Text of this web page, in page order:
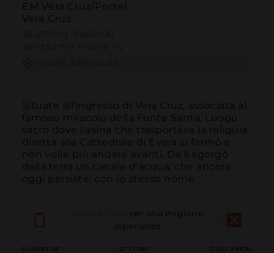
EM Vera Cruz/Portel
Vera Cruz
Situate all'ingresso di Vera Cruz, associata al
famoso miracolo della Fonte Santa. Luogo
sacro dove l'asina che trasportava la reliquia
diretta alla Cattedrale di Évora si fermò e
non volle più andare avanti. Da lì sgorgò
dalla terra un canale d'acqua, che ancora
oggi persiste, con lo stesso nome.
Chiama E-mail Sito Web
per una migliore
esperienza